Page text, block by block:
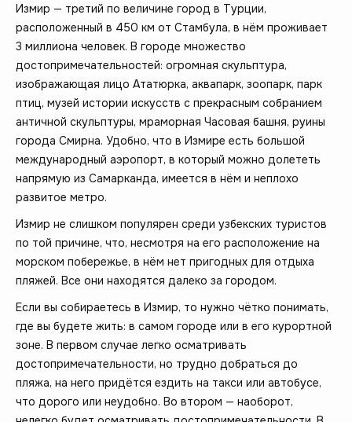
Измир — третий по величине город в Турции,
расположенный в 450 км от Стамбула, в нём проживает
3 миллиона человек. В городе множество
достопримечательностей: огромная скульптура,
изображающая лицо Ататюрка, аквапарк, зоопарк, парк
птиц, музей истории искусств с прекрасным собранием
античной скульптуры, мраморная Часовая башня, руины
города Смирна. Удобно, что в Измире есть большой
международный аэропорт, в который можно долететь
напрямую из Самарканда, имеется в нём и неплохо
развитое метро.
Измир не слишком популярен среди узбекских туристов
по той причине, что, несмотря на его расположение на
морском побережье, в нём нет пригодных для отдыха
пляжей. Все они находятся далеко за городом.
Если вы собираетесь в Измир, то нужно чётко понимать,
где вы будете жить: в самом городе или в его курортной
зоне. В первом случае легко осматривать
достопримечательности, но трудно добраться до
пляжа, на него придётся ездить на такси или автобусе,
что дорого или неудобно. Во втором — наоборот,